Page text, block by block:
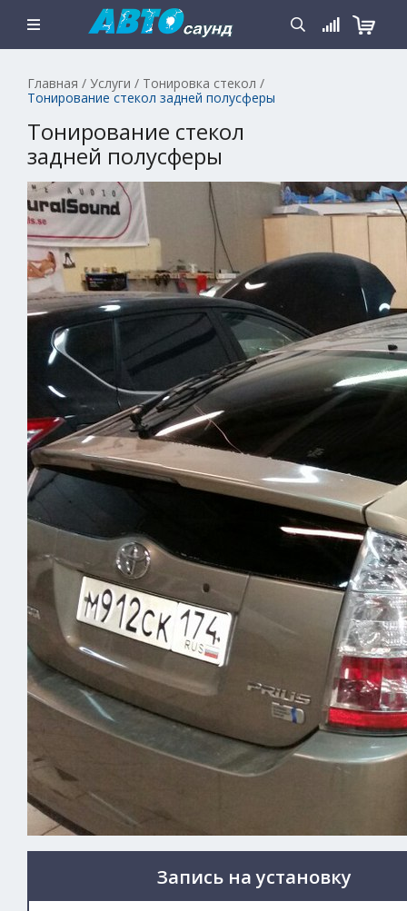
Главная / Услуги / Тонировка стекол /
Тонирование стекол задней полусферы
Тонирование стекол
задней полусферы
Запись на установку